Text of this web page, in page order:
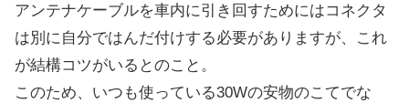
アンテナケーブルを車内に引き回すためにはコネクタ
は別に自分ではんだ付けする必要がありますが、これ
が結構コツがいるとのこと。
このため、いつも使っている30Wの安物のこてでな